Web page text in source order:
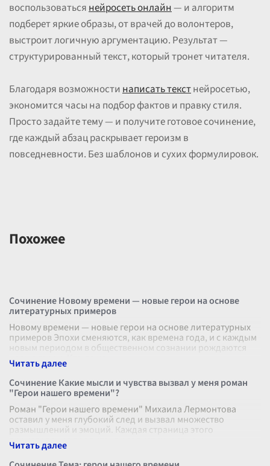
воспользоватьсянейросеть онлайн— и алгоритм
подберет яркие образы, от врачей до волонтеров,
выстроит логичную аргументацию. Результат —
структурированный текст, который тронет читателя.
Благодаря возможностинаписать текстнейросетью,
экономится часы на подбор фактов и правку стиля.
Просто задайте тему — и получите готовое сочинение,
где каждый абзац раскрывает героизм в
повседневности. Без шаблонов и сухих формулировок.
Похожее
Сочинение Новому времени — новые герои на основе
литературных примеров
Новому времени — новые герои на основе литературных
примеров Эпохи сменяются, как времена года, и с каждым
новым периодом в общественном сознании рождаются
новые герои. Кто-то из
Сочинение Какие мысли и чувства вызвал у меня роман
"Герои нашего времени"?
Роман "Герои нашего времени" Михаила Лермонтова
оставил у меня глубокий след и вызвал множество
размышлений и эмоций. Каждая страница этого
произведения пропитана реалистичностью и